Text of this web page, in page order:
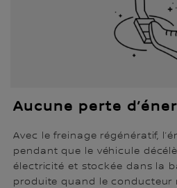
Aucune perte
Avec le freinage régénératif,
pendant que le véhicule
électricité et stockée dans la
produite quand le conducteur